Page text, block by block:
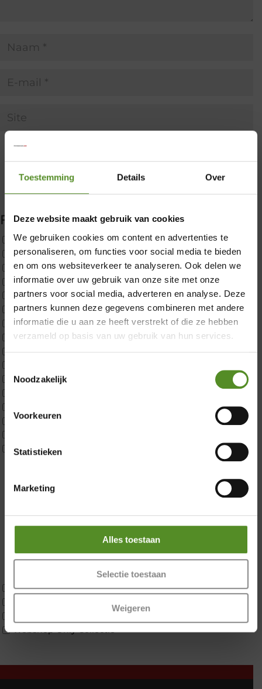
Toestemming Details Over
Deze website maakt gebruik van cookies
We gebruiken cookies om content en advertenties te
personaliseren, om functies voor social media te bieden
en om ons websiteverkeer te analyseren. Ook delen we
informatie over uw gebruik van onze site met onze
partners voor social media, adverteren en analyse. Deze
partners kunnen deze gegevens combineren met andere
informatie die u aan ze heeft verstrekt of die ze hebben
verzameld op basis van uw gebruik van hun services.
Toestemmingsselectie
Noodzakelijk
Voorkeuren
Statistieken
Marketing
Alles toestaan
Selectie toestaan
Weigeren
Filter producten
Uncategorized
2x p650 1pers
Custom
CustomBoxspring
ErkendMatras 1 Pers
ErkendMatras 2 Pers
ErkendMatras twijfelaar product
Matrassen
p350 2 Pers
P650 25cm Tweepersoons een kern aanpasbaar
Toppers
2 personen
Twijfelaar
Latex
Tweepersoons 1 kern
Webshop Only Collectie
Vrijdag 12:00 – 17:00
×